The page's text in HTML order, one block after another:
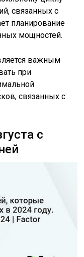
связанных с
планирование
мощностей.
важным
при
связанных с
с